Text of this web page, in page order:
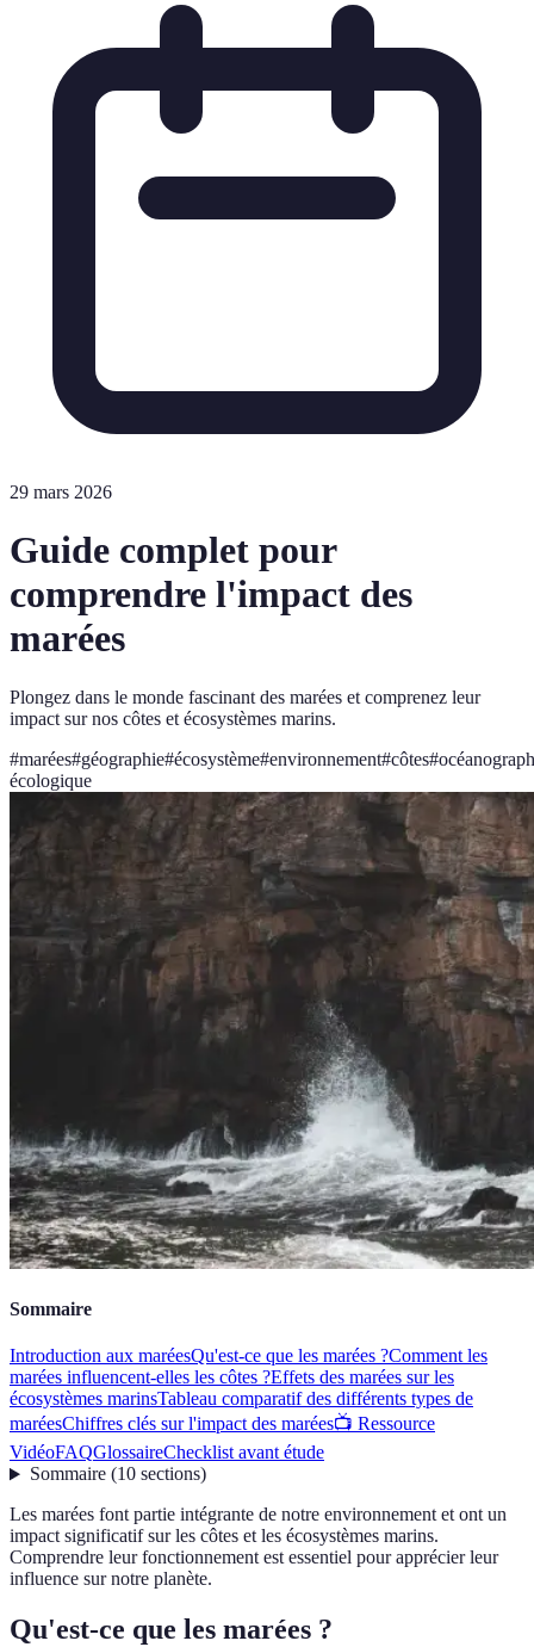
29 mars 2026
Guide complet pour
comprendre l'impact des
marées
Plongez dans le monde fascinant des marées et comprenez leur
impact sur nos côtes et écosystèmes marins.
#marées#géographie#écosystème#environnement#côtes#
écologique
Sommaire
Introduction aux maréesQu'est-ce que les marées ?Comment les
marées influencent-elles les côtes ?Effets des marées sur les
écosystèmes marinsTableau comparatif des différents types de
maréesChiffres clés sur l'impact des marées📺 Ressource
VidéoFAQGlossaireChecklist avant étude
Sommaire(10 sections)
Les marées font partie intégrante de notre environnement et ont un
impact significatif sur les côtes et les écosystèmes marins.
Comprendre leur fonctionnement est essentiel pour apprécier leur
influence sur notre planète.
Qu'est-ce que les marées ?